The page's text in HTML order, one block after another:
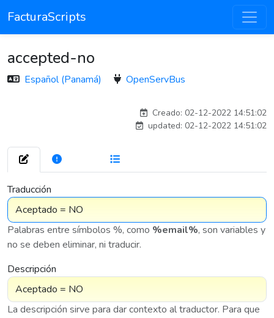
FacturaScripts
accepted-no
Español (Panamá) OpenServBus
Creado: 02-12-2022 14:51:02
updated: 02-12-2022 14:51:02
Traducción
Palabras entre símbolos %, como %email%, son variables y
no se deben eliminar, ni traducir.
Descripción
La descripción sirve para dar contexto al traductor. Para que